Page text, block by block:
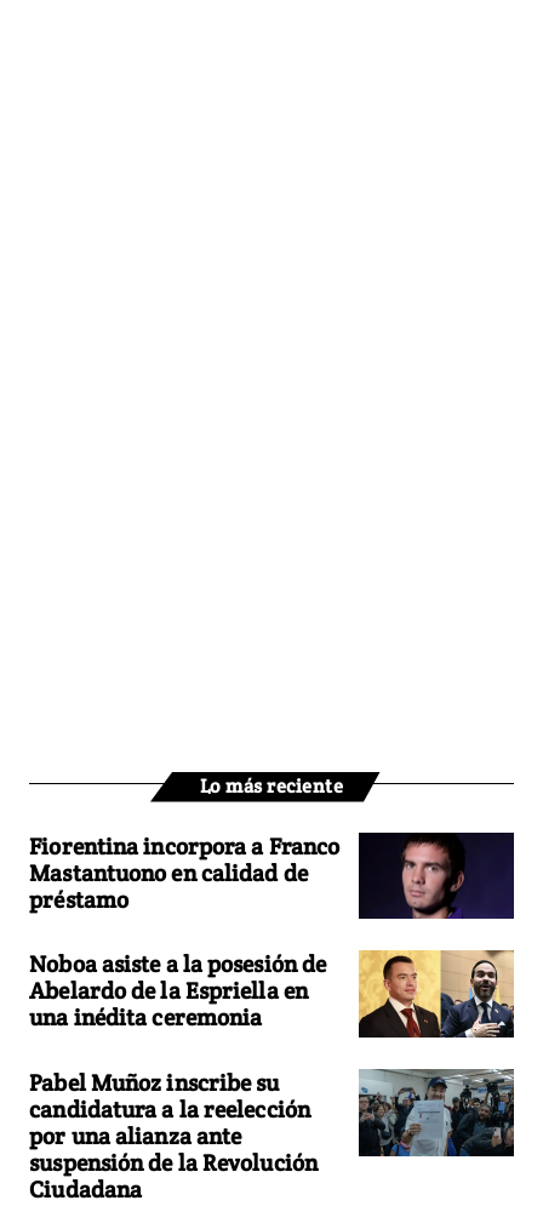
Lo más reciente
Fiorentina incorpora a Franco
Mastantuono en calidad de
préstamo
Noboa asiste a la posesión de
Abelardo de la Espriella en
una inédita ceremonia
Pabel Muñoz inscribe su
candidatura a la reelección
por una alianza ante
suspensión de la Revolución
Ciudadana